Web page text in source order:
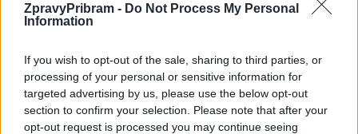
ZpravyPribram - Do Not Process My Personal
Information
If you wish to opt-out of the sale, sharing to third parties, or
processing of your personal or sensitive information for
targeted advertising by us, please use the below opt-out
section to confirm your selection. Please note that after your
opt-out request is processed you may continue seeing
TAGY Hvožďany odpad Petrovice Středočeský kraj